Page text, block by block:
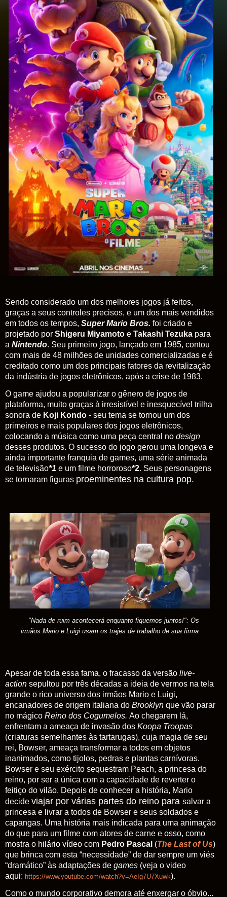
Sendo considerado um dos melhores jogos já feitos,
graças a seus controles precisos, e um dos mais vendidos
em todos os tempos, Super Mario Bros. foi criado e
projetado por Shigeru Miyamoto e Takashi Tezuka para
a Nintendo. Seu primeiro jogo, lançado em 1985, contou
com mais de 48 milhões de unidades comercializadas e é
creditado como um dos principais fatores da revitalização
da indústria de jogos eletrônicos, após a crise de 1983.
O game ajudou a popularizar o gênero de jogos de
plataforma, muito graças à irresistível e inesquecível trilha
sonora de Koji Kondo - seu tema se tornou um dos
primeiros e mais populares dos jogos eletrônicos,
colocando a música como uma peça central no design
desses produtos. O sucesso do jogo gerou uma longeva e
ainda importante franquia de games, uma série animada
de televisão*1 e um filme horroroso*2. Seus personagens
se tornaram figuras proeminentes na cultura pop.
"Nada de ruim acontecerá enquanto fiquemos juntos!": Os
irmãos Mario e Luigi usam os trajes de trabalho de sua firma
Apesar de toda essa fama, o fracasso da versão live-
action sepultou por três décadas a ideia de vermos na tela
grande o rico universo dos irmãos Mario e Luigi,
encanadores de origem italiana do Brooklyn que vão parar
no mágico Reino dos Cogumelos. Ao chegarem lá,
enfrentam a ameaça de invasão dos Koopa Troopas
(criaturas semelhantes às tartarugas), cuja magia de seu
rei, Bowser, ameaça transformar a todos em objetos
inanimados, como tijolos, pedras e plantas carnívoras.
Bowser e seu exército sequestram Peach, a princesa do
reino, por ser a única com a capacidade de reverter o
feitiço do vilão. Depois de conhecer a história, Mario
decide viajar por várias partes do reino para salvar a
princesa e livrar a todos de Bowser e seus soldados e
capangas. Uma história mais indicada para uma animação
do que para um filme com atores de carne e osso, como
mostra o hilário vídeo com Pedro Pascal (The Last of Us)
que brinca com esta “necessidade” de dar sempre um viés
“dramático” às adaptações de games (veja o video
aqui: https://www.youtube.com/watch?v=AeIg7U7Xuwk).
Como o mundo corporativo demora até enxergar o óbvio...